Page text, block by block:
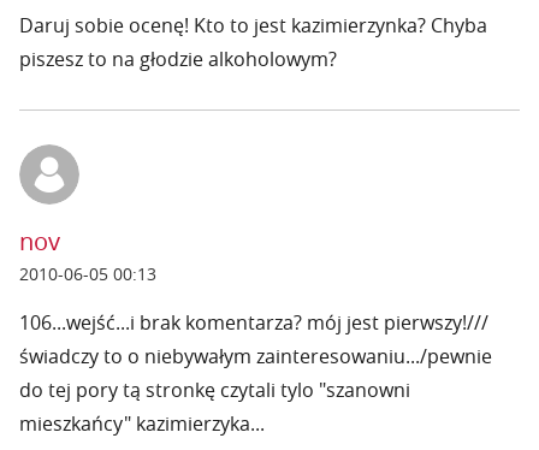
Daruj sobie ocenę! Kto to jest kazimierzynka? Chyba
piszesz to na głodzie alkoholowym?
nov
2010-06-05 00:13
106...wejść...i brak komentarza? mój jest pierwszy!///
świadczy to o niebywałym zainteresowaniu.../pewnie
do tej pory tą stronkę czytali tylo "szanowni
mieszkańcy" kazimierzyka...